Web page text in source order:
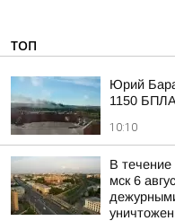
ТОП
Юрий
1150
10:10
В
мск 6